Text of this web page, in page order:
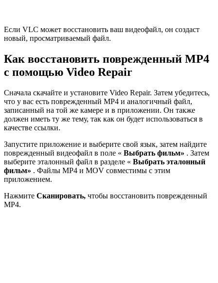
Если VLC может восстановить ваш видеофайл, он создаст
новый, просматриваемый файл.
Как восстановить поврежденный MP4
с помощью Video Repair
Сначала скачайте и установите Video Repair. Затем убедитесь,
что у вас есть поврежденный MP4 и аналогичный файл,
записанный на той же камере и в приложении. Он также
должен иметь ту же тему, так как он будет использоваться в
качестве ссылки.
Запустите приложение и выберите свой язык, затем найдите
поврежденный видеофайл в поле « Выбрать фильм» . Затем
выберите эталонный файл в разделе « Выбрать эталонный
фильм» . Файлы MP4 и MOV совместимы с этим
приложением.
Нажмите Сканировать, чтобы восстановить поврежденный
MP4.